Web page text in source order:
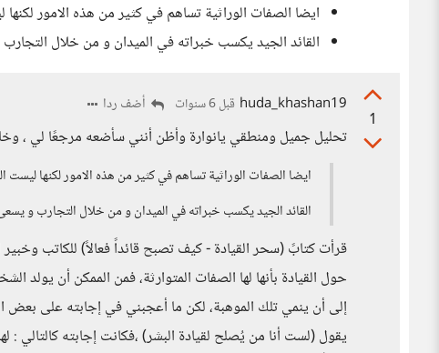
ايضا الصفات الوراثية تساهم في كثير من هذه الامور
القائد الجيد يكسب خبراته في الميدان و من خلال التجارب
1
huda_khashan19 قبل 6 سنوات أضف ردا
تحليل جميل ومنطقي يانوارة وأظن أنني سأضعه مرجعًا لي
ايضا الصفات الوراثية تساهم في كثير من هذه الامور لكنها
القائد الجيد يكسب خبراته في الميدان و من خلال التجارب و يسعى
قرأت كتابً (سحر القيادة - كيف تصبح قائداً فعالاً) للكاتب وخبير
حول القيادة بأنها لها الصفات المتوارثة، فمن الممكن أن يولد
إلى أن ينمي تلك الموهبة، لكن ما أعجبني في إجابته على
يقول (لست أنا من يُصلح لقيادة البشر) ،فكانت إجابته